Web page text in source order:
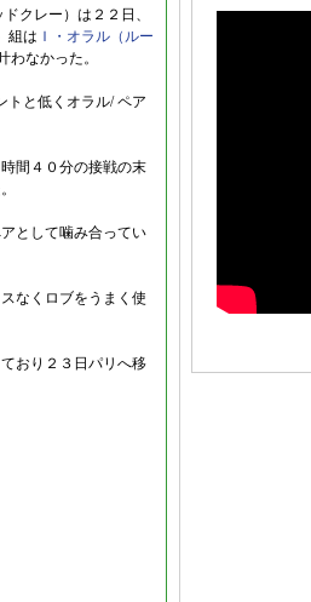
クレー）は２２日、
組は Ｉ・オラル（ルー
わなかった。
トと低くオラル/ ペア
間４０分の接戦の末
として噛み合ってい
なくロブをうまく使
おり２３日パリへ移